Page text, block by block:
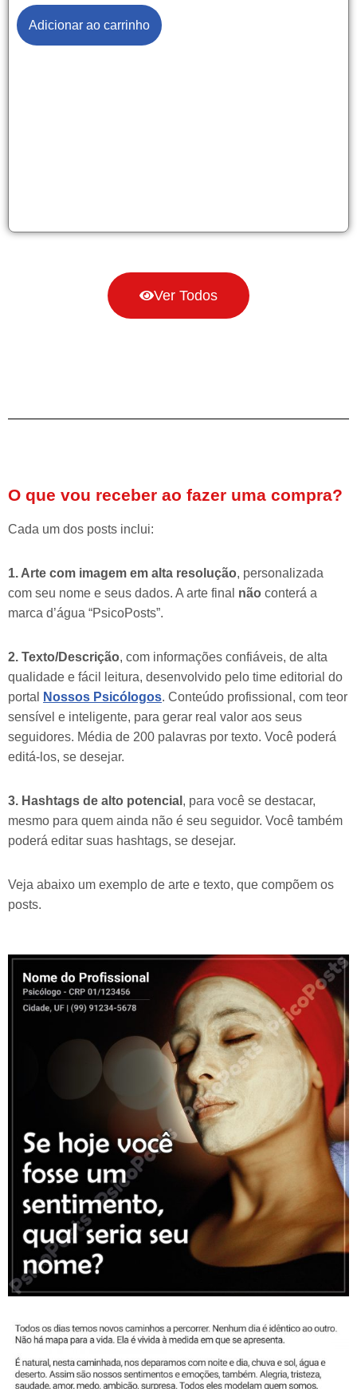
Adicionar ao carrinho
Ver Todos
O que vou receber ao fazer uma compra?
Cada um dos posts inclui:
1. Arte com imagem em alta resolução, personalizada
com seu nome e seus dados. A arte final não conterá a
marca d’água “PsicoPosts”.
2. Texto/Descrição, com informações confiáveis, de alta
qualidade e fácil leitura, desenvolvido pelo time editorial do
portal
Nossos Psicólogos. Conteúdo profissional, com teor
sensível e inteligente, para gerar real valor aos seus
seguidores. Média de 200 palavras por texto. Você poderá
editá-los, se desejar.
3. Hashtags de alto potencial , para você se destacar,
mesmo para quem ainda não é seu seguidor. Você também
poderá editar suas hashtags, se desejar.
Veja abaixo um exemplo de arte e texto, que compõem os
posts.